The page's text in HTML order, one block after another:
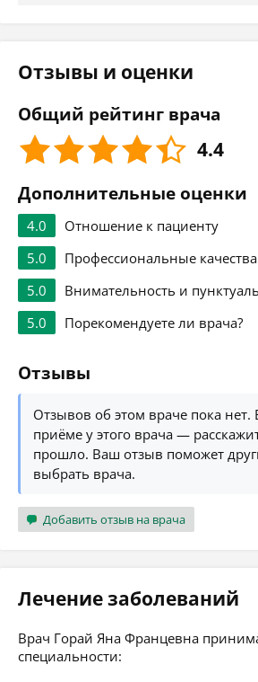
Отзывы и оценки
Общий рейтинг врача
4.4
Дополнительные оценки
4.0
Отношение к пациенту
5.0
Профессиональные качества
5.0
Внимательность и
5.0
Порекомендуете ли врача?
Отзывы
Отзывов об этом враче пока
приёме у этого врача —
прошло. Ваш отзыв поможет
выбрать врача.
Добавить отзыв на врача
Лечение заболеваний
Врач Горай Яна Францевна
специальности: